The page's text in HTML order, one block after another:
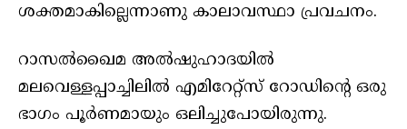
ശക്തമാകില്ലെന്നാണു കാലാവസ്ഥാ പ്രവചനം.
റാസല്‍ഖൈമ അല്‍ഷുഹാദയില്‍
മലവെള്ളപ്പാച്ചിലില്‍ എമിറേറ്റ്‌സ് റോഡിന്റെ ഒരു
ഭാഗം പൂര്‍ണമായും ഒലിച്ചുപോയിരുന്നു.